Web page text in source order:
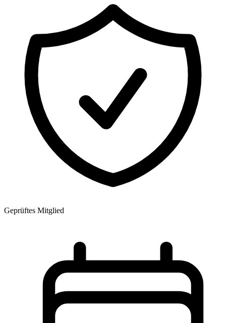
Geprüftes Mitglied